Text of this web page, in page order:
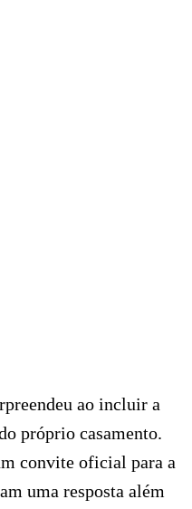
ao incluir a
próprio casamento.
convite oficial para a
uma resposta além